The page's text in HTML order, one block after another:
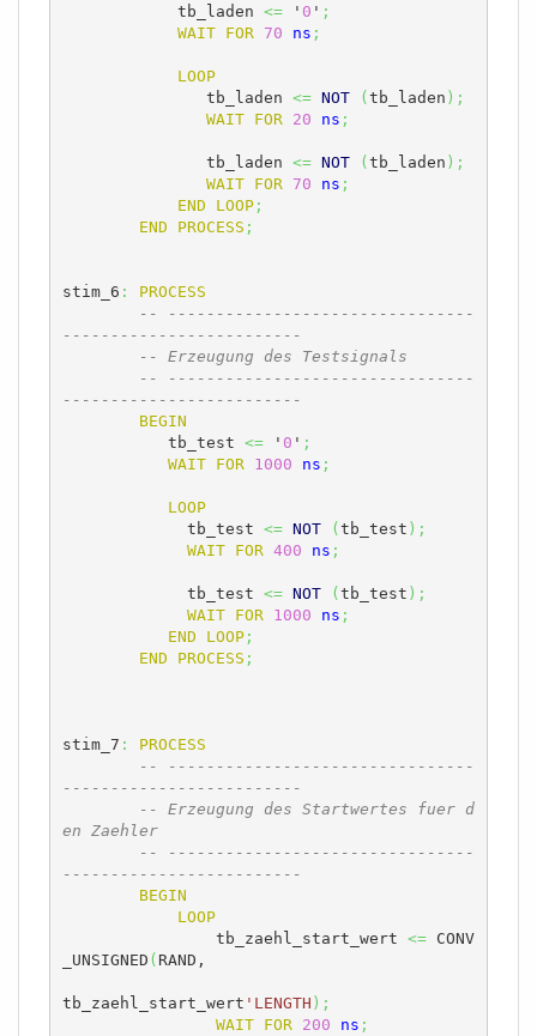
	    tb_laden
<= ' 0 ' ;
WAIT
FOR 70 ns ;
LOOP
	       tb_laden
<= NOT ( tb_laden ) ;
WAIT
FOR 20 ns ;
	       tb_laden
<= NOT ( tb_laden ) ;
WAIT
FOR 70 ns ;
END
LOOP;
END
PROCESS ;
stim_6 :
PROCESS
-- --------------------------------
-------------------------
-- Erzeugung des Testsignals
-- --------------------------------
-------------------------
BEGIN
	   tb_test
<= ' 0 ' ;
WAIT
FOR 1000 ns ;
LOOP
	     tb_test
<= NOT ( tb_test ) ;
WAIT
FOR 400 ns ;
	     tb_test
<= NOT ( tb_test ) ;
WAIT
FOR 1000 ns ;
END
LOOP;
END
PROCESS ;
stim_7 :
PROCESS
-- --------------------------------
-------------------------
-- Erzeugung des Startwertes fuer d
en Zaehler
-- --------------------------------
-------------------------
BEGIN
LOOP
	  	tb_zaehl_start_wert
<= CONV
_UNSIGNED ( RAND,
tb_zaehl_start_wert 'LENGTH ) ;
WAIT
FOR 200 ns ;